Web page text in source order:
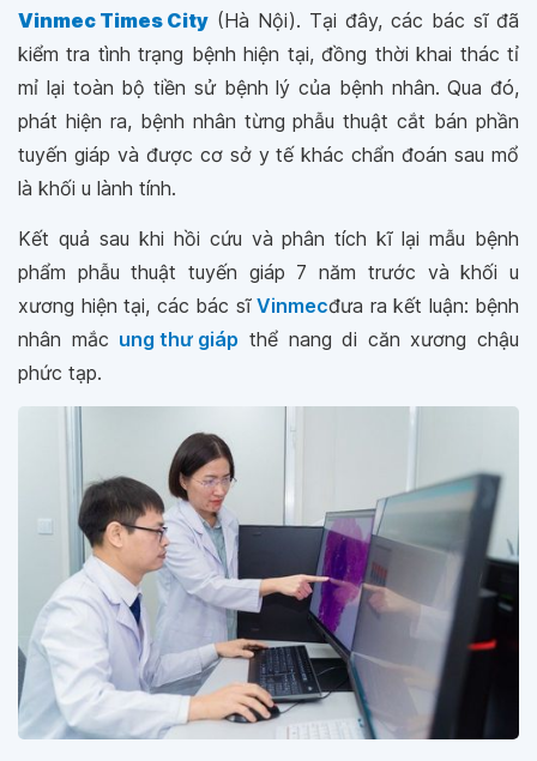
Vinmec Times City (Hà Nội). Tại đây, các bác sĩ đã
kiểm tra tình trạng bệnh hiện tại, đồng thời khai thác tỉ
mỉ lại toàn bộ tiền sử bệnh lý của bệnh nhân. Qua đó,
phát hiện ra, bệnh nhân từng phẫu thuật cắt bán phần
tuyến giáp và được cơ sở y tế khác chẩn đoán sau mổ
là khối u lành tính.
Kết quả sau khi hồi cứu và phân tích kĩ lại mẫu bệnh
phẩm phẫu thuật tuyến giáp 7 năm trước và khối u
xương hiện tại, các bác sĩ Vinmecđưa ra kết luận: bệnh
nhân mắc ung thư giáp thể nang di căn xương chậu
phức tạp.